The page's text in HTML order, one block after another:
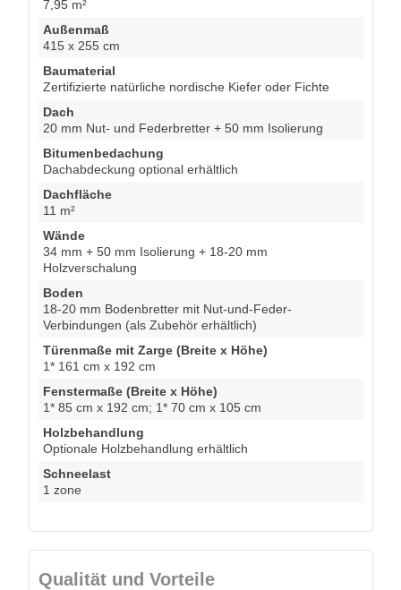
7,95 m²
Außenmaß
415 x 255 cm
Baumaterial
Zertifizierte natürliche nordische Kiefer oder Fichte
Dach
20 mm Nut- und Federbretter + 50 mm Isolierung
Bitumenbedachung
Dachabdeckung optional erhältlich
Dachfläche
11 m²
Wände
34 mm + 50 mm Isolierung + 18-20 mm
Holzverschalung
Boden
18-20 mm Bodenbretter mit Nut-und-Feder-
Verbindungen (als Zubehör erhältlich)
Türenmaße mit Zarge (Breite x Höhe)
1* 161 cm x 192 cm
Fenstermaße (Breite x Höhe)
1* 85 cm x 192 cm; 1* 70 cm x 105 cm
Holzbehandlung
Optionale Holzbehandlung erhältlich
Schneelast
1 zone
Qualität und Vorteile